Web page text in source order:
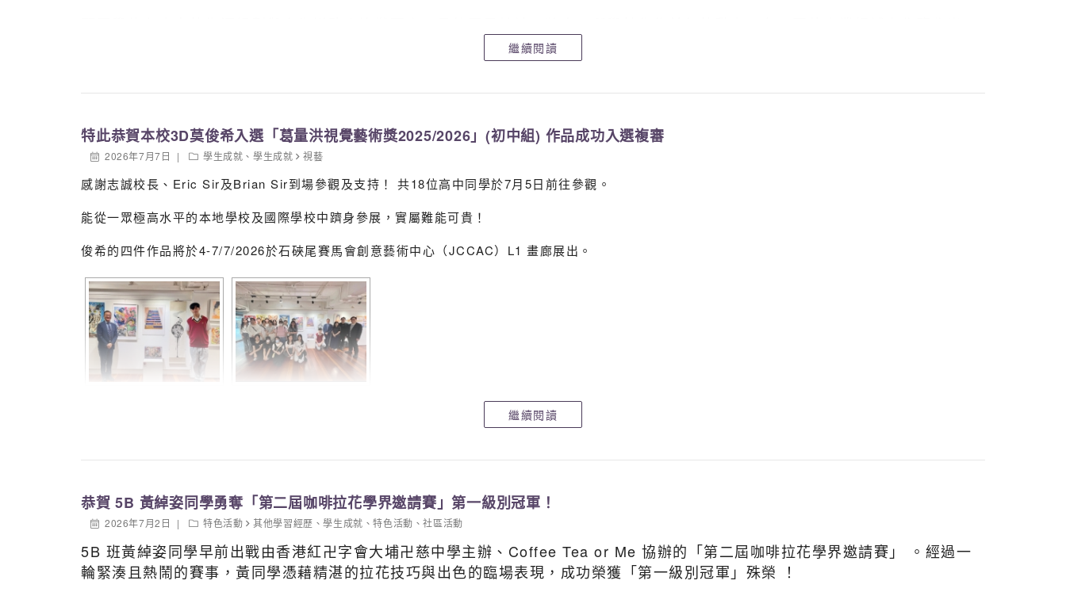
繼續閱讀
特此恭賀本校3D莫俊希入選「葛量洪視覺藝術獎2025/2026」(初中組) 作品成功入選複審
2026年7月7日 學生成就 、 學生成就 視藝
感謝志誠校長、Eric Sir及Brian Sir到場參觀及支持！ 共18位高中同學於7月5日前往參觀。
能從一眾極高水平的本地學校及國際學校中躋身參展，實屬難能可貴！
俊希的四件作品將於4-7/7/2026於石硤尾賽馬會創意藝術中心（JCCAC）L1 畫廊展出。
繼續閱讀
恭賀 5B 黃綽姿同學勇奪「第二屆咖啡拉花學界邀請賽」第一級別冠軍！
2026年7月2日 特色活動 其他學習經歷 、學生成就 、特色活動 、社區活動
5B 班黃綽姿同學早前出戰由香港紅卍字會大埔卍慈中學主辦、Coffee Tea or Me 協辦的「第二屆咖啡拉花學界邀請賽」 。經過一
輪緊湊且熱鬧的賽事，黃同學憑藉精湛的拉花技巧與出色的臨場表現，成功榮獲「第一級別冠軍」殊榮 ！